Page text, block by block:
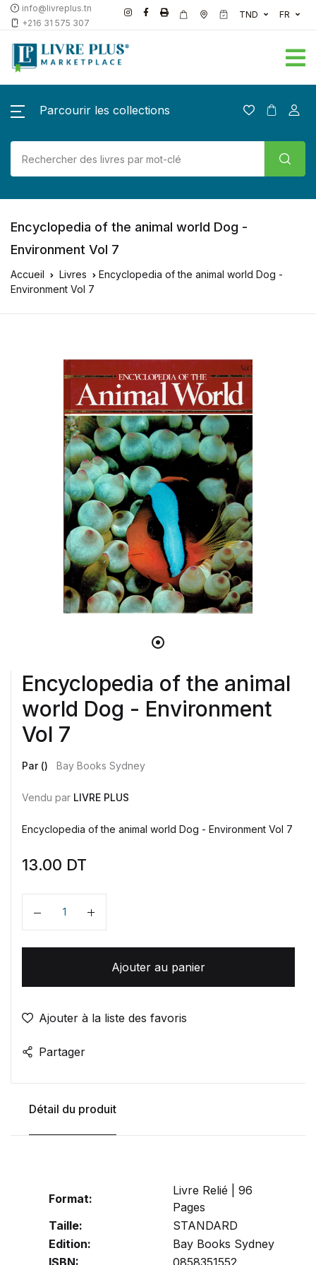
info@livreplus.tn
+216 31 575 307
TND FR
Parcourir les collections
Encyclopedia of the animal world Dog -
Environment Vol 7
Accueil Livres
Encyclopedia of the animal world Dog -
Environment Vol 7
Encyclopedia of the animal
world Dog - Environment
Vol 7
Par () Bay Books Sydney
Vendu par LIVRE PLUS
Encyclopedia of the animal world Dog - Environment Vol 7
13.00 DT
Quantité
Ajouter au panier
Ajouter à la liste des favoris
Partager
Détail du produit
Format:
Livre Relié | 96
Pages
Taille:
STANDARD
Edition:
Bay Books Sydney
ISBN:
0858351552